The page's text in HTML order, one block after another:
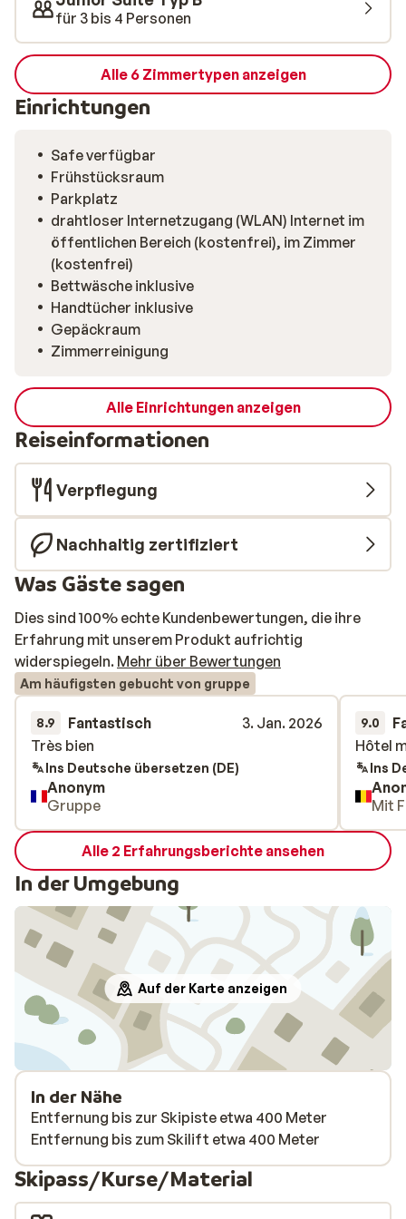
für 3 bis 4 Personen
Alle 6 Zimmertypen anzeigen
Einrichtungen
Safe verfügbar
Frühstücksraum
Parkplatz
drahtloser Internetzugang (WLAN) Internet im
öffentlichen Bereich (kostenfrei), im Zimmer
(kostenfrei)
Bettwäsche inklusive
Handtücher inklusive
Gepäckraum
Zimmerreinigung
Alle Einrichtungen anzeigen
Reiseinformationen
Verpflegung
Nachhaltig zertifiziert
Was Gäste sagen
Dies sind 100% echte Kundenbewertungen, die ihre
Erfahrung mit unserem Produkt aufrichtig
widerspiegeln. Mehr über Bewertungen
Am häufigsten gebucht von gruppe
8.9 Fantastisch
3. Jan. 2026
Très bien
Très bien
Ins Deutsche übersetzen (DE)
Anonym
Gruppe
9.0
Hôtel
Hôtel
Ins
Mit
Alle 2 Erfahrungsberichte ansehen
In der Umgebung
Auf der Karte anzeigen
In der Nähe
Entfernung bis zur Skipiste etwa 400 Meter
Entfernung bis zum Skilift etwa 400 Meter
Skipass/Kurse/Material